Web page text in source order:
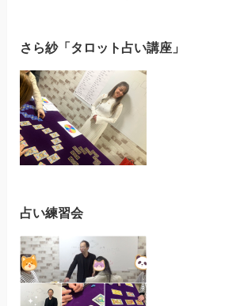
さら紗「タロット占い講座」
占い練習会